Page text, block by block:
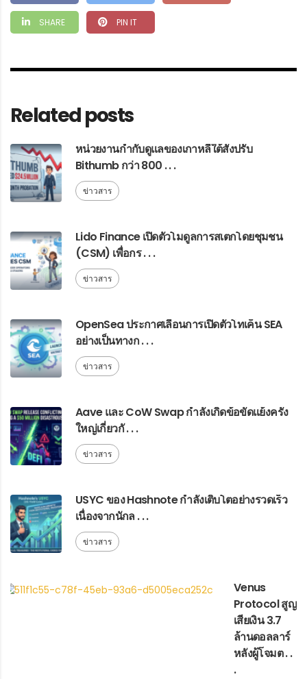
SHARE PIN IT
Related posts
หน่วยงานกำกับดูแลของเกาหลีใต้สั่งปรับ
Bithumb กว่า 800 . . .
ข่าวสาร
Lido Finance เปิดตัวโมดูลการสเตกโดยชุมชน
(CSM) เพื่อกร . . .
ข่าวสาร
OpenSea ประกาศเลื่อนการเปิดตัวโทเค็น SEA
อย่างเป็นทางก . . .
ข่าวสาร
Aave และ CoW Swap กำลังเกิดข้อขัดแย้งครั้ง
ใหญ่เกี่ยวกั . . .
ข่าวสาร
USYC ของ Hashnote กำลังเติบโตอย่างรวดเร็ว
เนื่องจากนักล . . .
ข่าวสาร
Venus
Protocol สูญ
เสียเงิน 3.7
ล้านดอลลาร์
หลังผู้โจมต . .
.